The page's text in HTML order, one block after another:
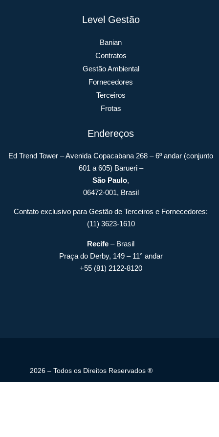
Level Gestão
Banian
Contratos
Gestão Ambiental
Fornecedores
Terceiros
Frotas
Endereços
Ed Trend Tower – Avenida Copacabana 268 – 6º andar (conjunto
601 a 605) Barueri –
São Paulo,
06472-001, Brasil
Contato exclusivo para Gestão de Terceiros e Fornecedores:
(11) 3623-1610
Recife – Brasil
Praça do Derby, 149 – 11° andar
+55 (81) 2122-8120
2026 – Todos os Direitos Reservados ®